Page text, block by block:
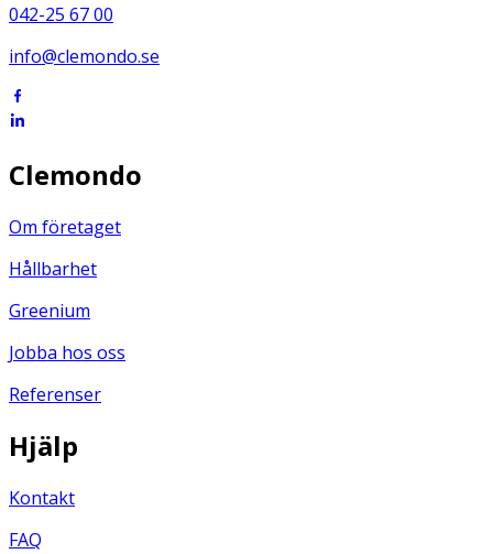
042-25 67 00
info@clemondo.se
Clemondo
Om företaget
Hållbarhet
Greenium
Jobba hos oss
Referenser
Hjälp
Kontakt
FAQ